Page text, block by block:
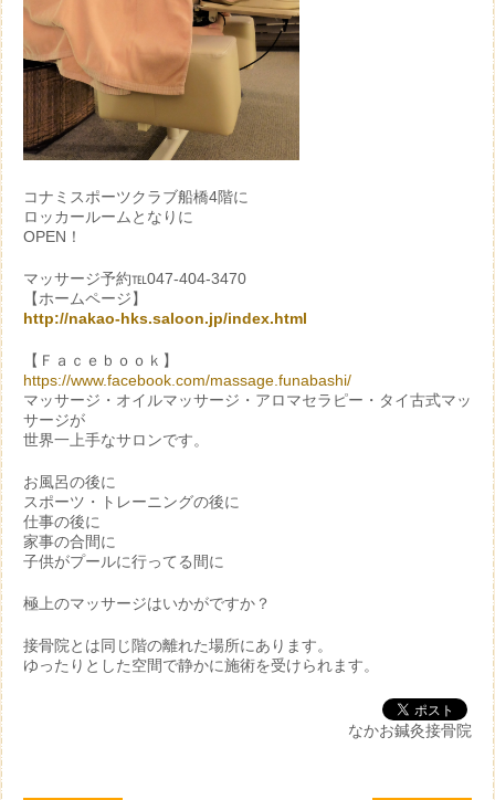
コナミスポーツクラブ船橋4階に
ロッカールームとなりに
OPEN！
マッサージ予約℡047-404-3470
【ホームページ】
http://nakao-hks.saloon.jp/index.html
【Ｆａｃｅｂｏｏｋ】
https://www.facebook.com/massage.funabashi/
マッサージ・オイルマッサージ・アロマセラピー・タイ古式マッ
サージが
世界一上手なサロンです。
お風呂の後に
スポーツ・トレーニングの後に
仕事の後に
家事の合間に
子供がプールに行ってる間に
極上のマッサージはいかがですか？
接骨院とは同じ階の離れた場所にあります。
ゆったりとした空間で静かに施術を受けられます。
なかお鍼灸接骨院